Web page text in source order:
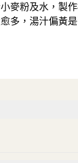
麥粉及水，製
多，湯汁偏黃